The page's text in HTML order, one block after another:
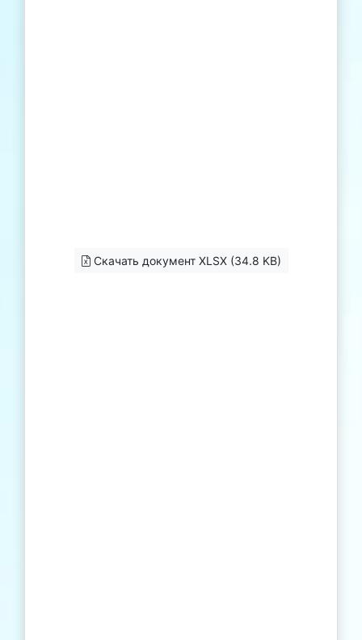
Скачать документ XLSX (34.8 KB)